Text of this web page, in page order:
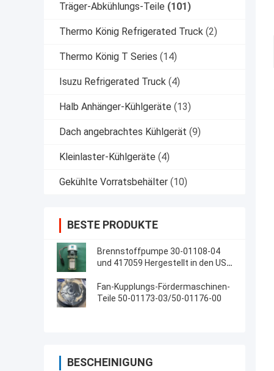
Träger-Abkühlungs-Teile (101)
Thermo König Refrigerated Truck (2)
Thermo König T Series (14)
Isuzu Refrigerated Truck (4)
Halb Anhänger-Kühlgeräte (13)
Dach angebrachtes Kühlgerät (9)
Kleinlaster-Kühlgeräte (4)
Gekühlte Vorratsbehälter (10)
BESTE PRODUKTE
Brennstoffpumpe 30-01108-04
und 417059 Hergestellt in den USA
Fan-Kupplungs-Fördermaschinen-
Teile 50-01173-03/50-01176-00
BESCHEINIGUNG